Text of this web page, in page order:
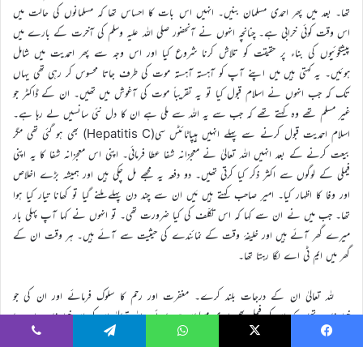
تھا۔ بعد میں پھر احمدی مسلمان بنیں۔ انہیں اس بات کا احساس تھا کہ مسلمانوں کی حالت میں
اس وقت کوئی خرابی ہے۔ چنانچہ انہوں نے آنحضور صلی اللہ علیہ وسلم کی آخرت کے بارے میں
پیشگوئیوں کی بناء پر حقیقت کو تلاش کرنا شروع کیا اور اس وجہ سے پھر احمدیت میں شامل
ہوئیں۔ یہ کہتی ہیں میں اپنے آپ کو آہستہ آہستہ موت کی طرف جاتا محسوس کر رہی تھی یہاں
تک کہ جب انہوں نے اسلام قبول کیا تو یہ تقریباً موت کی آغوش میں تھیں۔ ان کے ڈاکٹر جو
غیر مسلم تھے وہ کہتے تھے کہ جب سے یہ اللہ سے ملی ہے ان کا دل نئی سانسیں لے رہا ہے۔
اسلام احمدیت قبول کرنے سے پہلے انہیں ہیپاٹائٹس سی(Hepatitis C) بھی ہو گئی تھی مگر
بیعت کرنے کے بعد انہیں اللہ تعالیٰ نے معجزانہ شفا عطا فرمائی۔ اپنی اس معجزانہ شفا کا یہ اپنی
فیملی کے لوگوں سے اکثر ذکر کیا کرتی تھیں۔ دو دفعہ یہ مجھے مل چکی ہیں اور ہمیشہ بڑے اخلاص
اور وفا کا اظہار کیا۔ امیر صاحب کہتے ہیں مَیں ان سے چند دن پہلے ملنے گیا تو کھانا تیار کیا ہوا
تھا۔ جب میں نے ان سے کہا کہ اس تکلّف کی کیا ضرورت تھی۔ تو انہوں نے کہا آپ پہلی بار
میرے گھر آئے ہیں اور خلیفۂ وقت کے نمائندے کی حیثیت سے آئے ہیں۔ ہر وقت ان کے
گھر میں ایم ٹی اے لگا رہتا تھا۔
للہ تعالیٰ ان کے درجات بلند کرے۔ مغفرت اور رحم کا سلوک فرمائے اور ان کی جو
خواہشات تھیں کہ ان کی فیملی بھی احمدی مسلمان ہو جائے۔ اللہ تعالیٰ ان کی ان خواہشات اور دعا
کو قبول فرمائے۔